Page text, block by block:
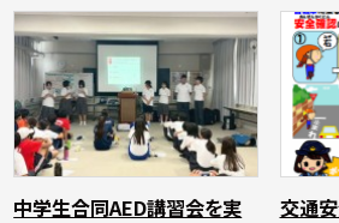
中学生合同AED講習会を実
交通安